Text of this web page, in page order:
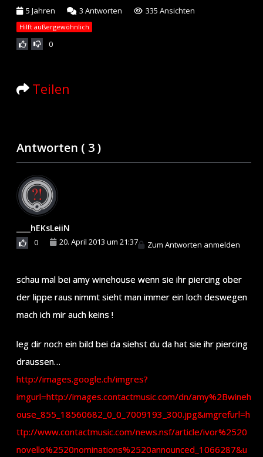
5 Jahren
3 Antworten 335 Ansichten
Hilft außergewöhnlich
0
Teilen
Antworten ( 3)
____hEKsLeiiN
0 20. April 2013 um 21:37 Zum Antworten anmelden
schau mal bei amy winehouse wenn sie ihr piercing ober
der lippe raus nimmt sieht man immer ein loch deswegen
mach ich mir auch keins !
leg dir noch ein bild bei da siehst du da hat sie ihr piercing
draussen…
http://images.google.ch/imgres?
imgurl=http://images.contactmusic.com/dn/amy%2Bwineh
ouse_855_18560682_0_0_7009193_300.jpg&imgrefurl=h
ttp://www.contactmusic.com/news.nsf/article/ivor%2520
novello%2520nominations%2520announced_1066287&u